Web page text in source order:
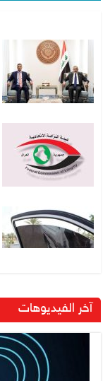
آخر الفيديوهات